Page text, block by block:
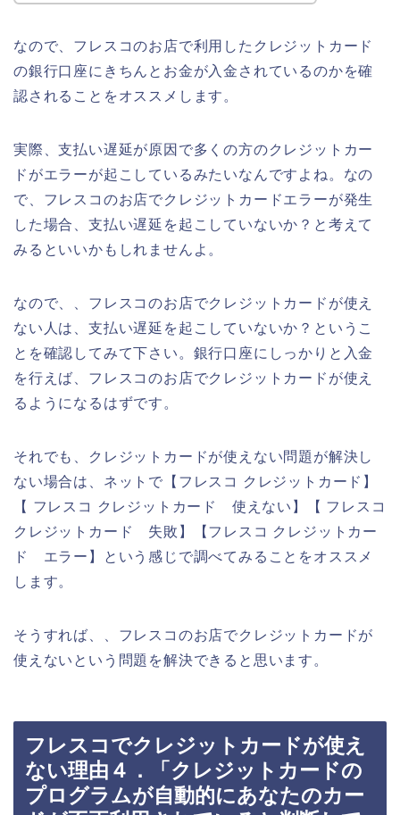
なので、フレスコのお店で利用したクレジットカード
の銀行口座にきちんとお金が入金されているのかを確
認されることをオススメします。
実際、支払い遅延が原因で多くの方のクレジットカー
ドがエラーが起こしているみたいなんですよね。なの
で、フレスコのお店でクレジットカードエラーが発生
した場合、支払い遅延を起こしていないか？と考えて
みるといいかもしれませんよ。
なので、、フレスコのお店でクレジットカードが使え
ない人は、支払い遅延を起こしていないか？というこ
とを確認してみて下さい。銀行口座にしっかりと入金
を行えば、フレスコのお店でクレジットカードが使え
るようになるはずです。
それでも、クレジットカードが使えない問題が解決し
ない場合は、ネットで【フレスコ クレジットカード】
【 フレスコ クレジットカード 使えない】【 フレスコ
クレジットカード 失敗】【フレスコ クレジットカー
ド エラー】という感じで調べてみることをオススメ
します。
そうすれば、、フレスコのお店でクレジットカードが
使えないという問題を解決できると思います。
フレスコでクレジットカードが使え
ない理由４．「クレジットカードの
プログラムが自動的にあなたのカー